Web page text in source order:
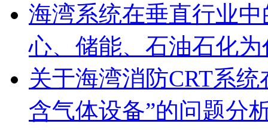
海湾系统在垂直行业
心、储能、石油石化
关于海湾消防CRT系
含气体设备”的问题分